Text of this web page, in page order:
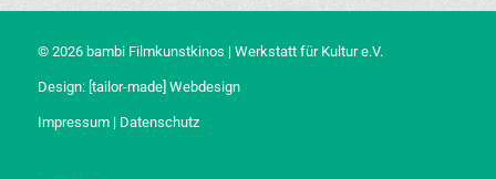
© 2026 bambi Filmkunstkinos | Werkstatt für Kultur e.V.
Design: [tailor-made] Webdesign
Impressum| Datenschutz